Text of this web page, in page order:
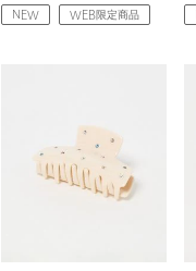
NEW WEB限定商品